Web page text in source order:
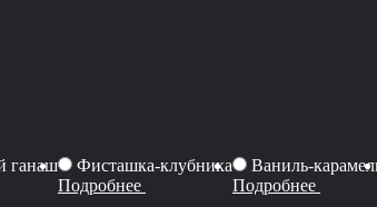
ганаш
Фисташка-клубника
Подробнее
Ваниль-
Подробнее